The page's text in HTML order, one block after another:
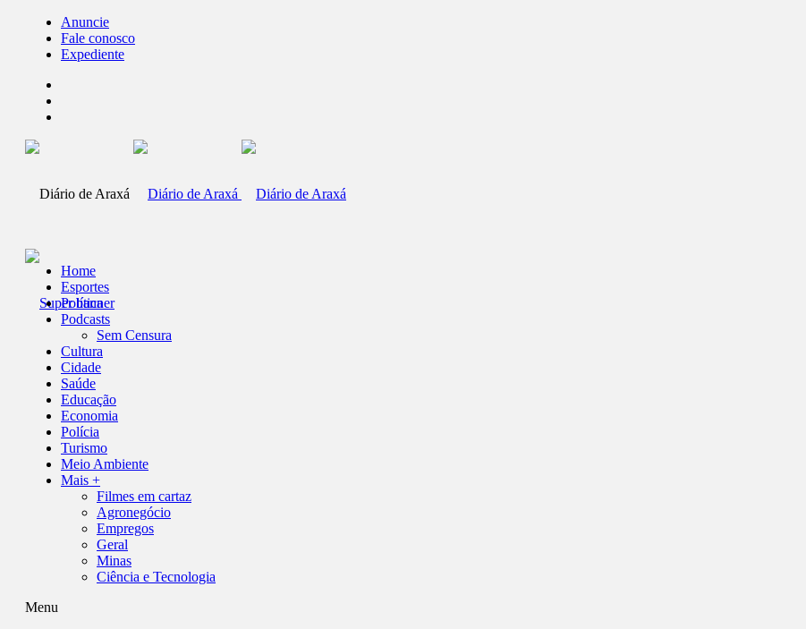
Anuncie
Fale conosco
Expediente
Home
Esportes
Política
Podcasts
Sem Censura
Cultura
Cidade
Saúde
Educação
Economia
Polícia
Turismo
Meio Ambiente
Mais +
Filmes em cartaz
Agronegócio
Empregos
Geral
Minas
Ciência e Tecnologia
Menu